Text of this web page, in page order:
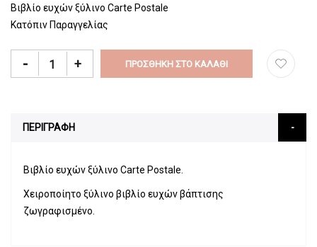
Βιβλίο ευχών ξύλινο Carte Postale
Κατόπιν Παραγγελίας
- + ΠΡΟΣΘΉΚΗ ΣΤΟ ΚΑΛΆΘΙ
ΠΕΡΙΓΡΑΦΗ
Βιβλίο ευχών ξύλινο Carte Postale.
Χειροποίητο ξύλινο βιβλίο ευχών βάπτισης
ζωγραφισμένο.